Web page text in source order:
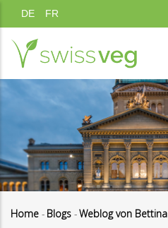
Direkt
zum
Inhalt
DE FR
Home - Blogs -Weblog von Bettina